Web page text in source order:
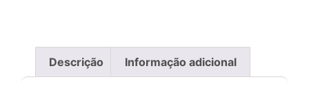
Descrição Informação adicional